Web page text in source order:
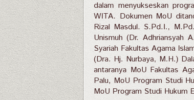
dalam menyukseskan
WITA. Dokumen MoU
Rizal Masdul. S.Pd.I.,
Unismuh (Dr. Adhriansyah
Syariah Fakultas Agama
(Dra. Hj. Nurbaya, M.H.)
antaranya MoU Fakultas
Palu, MoU Program Studi
MoU Program Studi Hukum